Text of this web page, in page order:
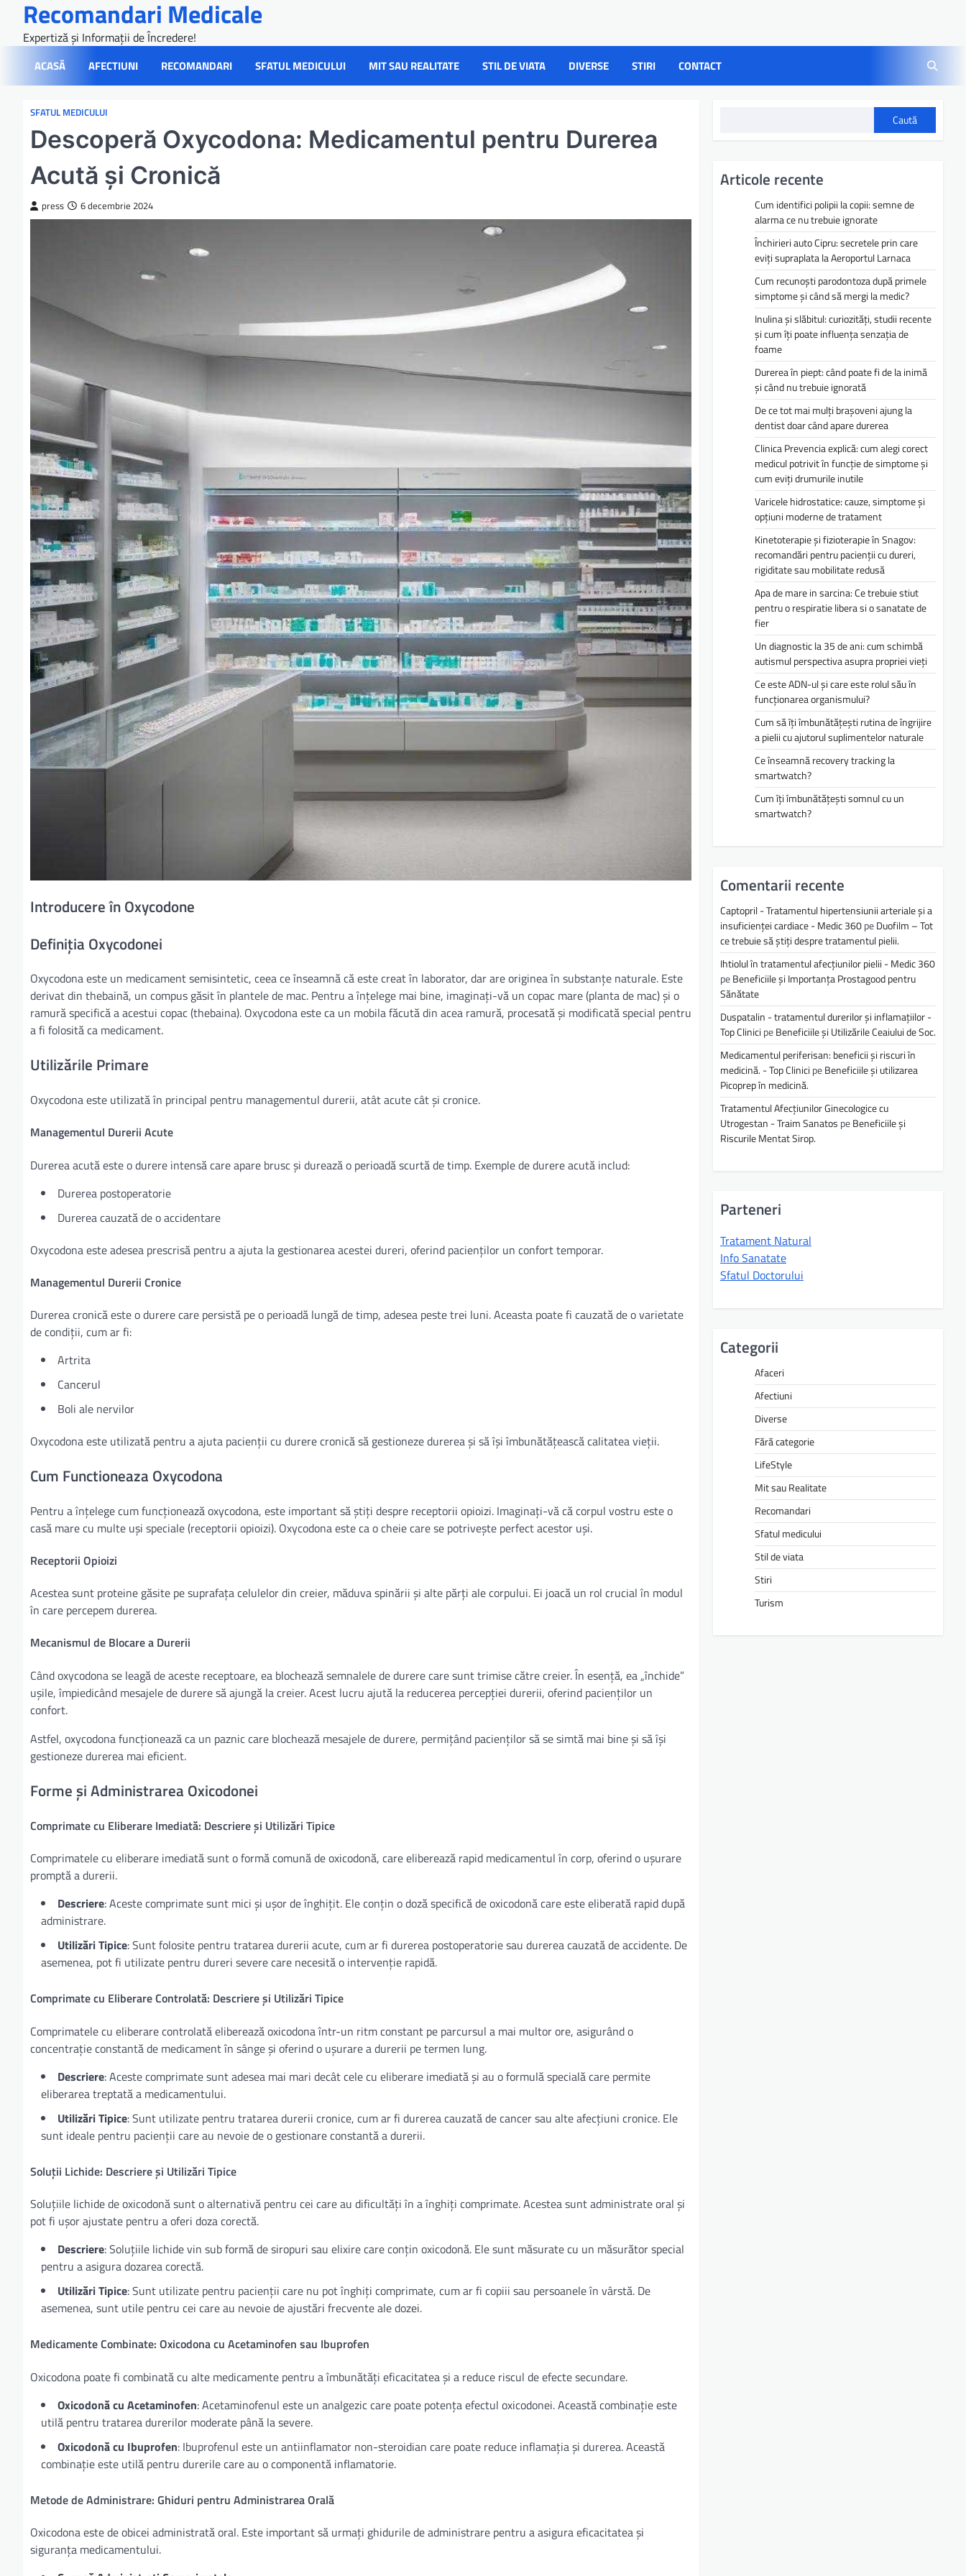
content
Recomandari Medicale
Expertiză și Informații de Încredere!
ACASĂ AFECTIUNI RECOMANDARI SFATUL MEDICULUI MIT SAU REALITATE STIL DE VIATA DIVERSE STIRI CONTACT
SFATUL MEDICULUI
Descoperă Oxycodona: Medicamentul pentru Durerea
Acută și Cronică
press 6 decembrie 2024
Introducere în Oxycodone
Definiția Oxycodonei
Oxycodona este un medicament semisintetic, ceea ce înseamnă că este creat în laborator, dar are originea în substanțe naturale. Este
derivat din thebaină, un compus găsit în plantele de mac. Pentru a înțelege mai bine, imaginați-vă un copac mare (planta de mac) și o
ramură specifică a acestui copac (thebaina). Oxycodona este ca un mobila făcută din acea ramură, procesată și modificată special pentru
a fi folosită ca medicament.
Utilizările Primare
Oxycodona este utilizată în principal pentru managementul durerii, atât acute cât și cronice.
Managementul Durerii Acute
Durerea acută este o durere intensă care apare brusc și durează o perioadă scurtă de timp. Exemple de durere acută includ:
Durerea postoperatorie
Durerea cauzată de o accidentare
Oxycodona este adesea prescrisă pentru a ajuta la gestionarea acestei dureri, oferind pacienților un confort temporar.
Managementul Durerii Cronice
Durerea cronică este o durere care persistă pe o perioadă lungă de timp, adesea peste trei luni. Aceasta poate fi cauzată de o varietate
de condiții, cum ar fi:
Artrita
Cancerul
Boli ale nervilor
Oxycodona este utilizată pentru a ajuta pacienții cu durere cronică să gestioneze durerea și să își îmbunătățească calitatea vieții.
Cum Functioneaza Oxycodona
Pentru a înțelege cum funcționează oxycodona, este important să știți despre receptorii opioizi. Imaginați-vă că corpul vostru este o
casă mare cu multe uși speciale (receptorii opioizi). Oxycodona este ca o cheie care se potrivește perfect acestor uși.
Receptorii Opioizi
Acestea sunt proteine găsite pe suprafața celulelor din creier, măduva spinării și alte părți ale corpului. Ei joacă un rol crucial în modul
în care percepem durerea.
Mecanismul de Blocare a Durerii
Când oxycodona se leagă de aceste receptoare, ea blochează semnalele de durere care sunt trimise către creier. În esență, ea „închide”
ușile, împiedicând mesajele de durere să ajungă la creier. Acest lucru ajută la reducerea percepției durerii, oferind pacienților un
confort.
Astfel, oxycodona funcționează ca un paznic care blochează mesajele de durere, permițând pacienților să se simtă mai bine și să își
gestioneze durerea mai eficient.
Forme și Administrarea Oxicodonei
Comprimate cu Eliberare Imediată: Descriere și Utilizări Tipice
Comprimatele cu eliberare imediată sunt o formă comună de oxicodonă, care eliberează rapid medicamentul în corp, oferind o ușurare
promptă a durerii.
Descriere: Aceste comprimate sunt mici și ușor de înghițit. Ele conțin o doză specifică de oxicodonă care este eliberată rapid după
administrare.
Utilizări Tipice: Sunt folosite pentru tratarea durerii acute, cum ar fi durerea postoperatorie sau durerea cauzată de accidente. De
asemenea, pot fi utilizate pentru dureri severe care necesită o intervenție rapidă.
Comprimate cu Eliberare Controlată: Descriere și Utilizări Tipice
Comprimatele cu eliberare controlată eliberează oxicodona într-un ritm constant pe parcursul a mai multor ore, asigurând o
concentrație constantă de medicament în sânge și oferind o ușurare a durerii pe termen lung.
Descriere: Aceste comprimate sunt adesea mai mari decât cele cu eliberare imediată și au o formulă specială care permite
eliberarea treptată a medicamentului.
Utilizări Tipice: Sunt utilizate pentru tratarea durerii cronice, cum ar fi durerea cauzată de cancer sau alte afecțiuni cronice. Ele
sunt ideale pentru pacienții care au nevoie de o gestionare constantă a durerii.
Soluții Lichide: Descriere și Utilizări Tipice
Soluțiile lichide de oxicodonă sunt o alternativă pentru cei care au dificultăți în a înghiți comprimate. Acestea sunt administrate oral și
pot fi ușor ajustate pentru a oferi doza corectă.
Descriere: Soluțiile lichide vin sub formă de siropuri sau elixire care conțin oxicodonă. Ele sunt măsurate cu un măsurător special
pentru a asigura dozarea corectă.
Utilizări Tipice: Sunt utilizate pentru pacienții care nu pot înghiți comprimate, cum ar fi copiii sau persoanele în vârstă. De
asemenea, sunt utile pentru cei care au nevoie de ajustări frecvente ale dozei.
Medicamente Combinate: Oxicodona cu Acetaminofen sau Ibuprofen
Oxicodona poate fi combinată cu alte medicamente pentru a îmbunătăți eficacitatea și a reduce riscul de efecte secundare.
Oxicodonă cu Acetaminofen: Acetaminofenul este un analgezic care poate potența efectul oxicodonei. Această combinație este
utilă pentru tratarea durerilor moderate până la severe.
Oxicodonă cu Ibuprofen: Ibuprofenul este un antiinflamator non-steroidian care poate reduce inflamația și durerea. Această
combinație este utilă pentru durerile care au o componentă inflamatorie.
Metode de Administrare: Ghiduri pentru Administrarea Orală
Oxicodona este de obicei administrată oral. Este important să urmați ghidurile de administrare pentru a asigura eficacitatea și
siguranța medicamentului.
Caută
Articole recente
Cum identifici polipii la copii: semne de
alarma ce nu trebuie ignorate
Închirieri auto Cipru: secretele prin care
eviți supraplata la Aeroportul Larnaca
Cum recunoști parodontoza după primele
simptome și când să mergi la medic?
Inulina și slăbitul: curiozități, studii recente
și cum îți poate influența senzația de
foame
Durerea în piept: când poate fi de la inimă
și când nu trebuie ignorată
De ce tot mai mulți brașoveni ajung la
dentist doar când apare durerea
Clinica Prevencia explică: cum alegi corect
medicul potrivit în funcție de simptome și
cum eviți drumurile inutile
Varicele hidrostatice: cauze, simptome și
opțiuni moderne de tratament
Kinetoterapie și fizioterapie în Snagov:
recomandări pentru pacienții cu dureri,
rigiditate sau mobilitate redusă
Apa de mare in sarcina: Ce trebuie stiut
pentru o respiratie libera si o sanatate de
fier
Un diagnostic la 35 de ani: cum schimbă
autismul perspectiva asupra propriei vieți
Ce este ADN-ul și care este rolul său în
funcționarea organismului?
Cum să îți îmbunătățești rutina de îngrijire
a pielii cu ajutorul suplimentelor naturale
Ce înseamnă recovery tracking la
smartwatch?
Cum îți îmbunătățești somnul cu un
smartwatch?
Comentarii recente
Captopril - Tratamentul hipertensiunii arteriale și a
insuficienței cardiace - Medic 360peDuofilm – Tot
ce trebuie să știți despre tratamentul pielii.
Ihtiolul în tratamentul afecțiunilor pielii - Medic 360
peBeneficiile și Importanța Prostagood pentru
Sănătate
Duspatalin - tratamentul durerilor și inflamațiilor -
Top Clinici peBeneficiile și Utilizările Ceaiului de Soc.
Medicamentul periferisan: beneficii și riscuri în
medicină. - Top Clinici peBeneficiile și utilizarea
Picoprep în medicină.
Tratamentul Afecțiunilor Ginecologice cu
Utrogestan - Traim Sanatos peBeneficiile și
Riscurile Mentat Sirop.
Parteneri
Tratament Natural
Info Sanatate
Sfatul Doctorului
Categorii
Afaceri
Afectiuni
Diverse
Fără categorie
LifeStyle
Mit sau Realitate
Recomandari
Sfatul medicului
Stil de viata
Stiri
Turism